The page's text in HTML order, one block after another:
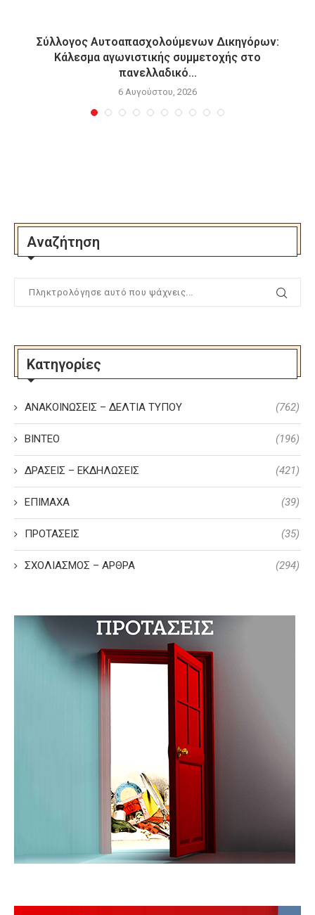
Σύλλογος Αυτοαπασχολούμενων Δικηγόρων:
Κάλεσμα αγωνιστικής συμμετοχής στο
πανελλαδικό...
6 Αυγούστου, 2026
Αναζήτηση
Κατηγορίες
ΑΝΑΚΟΙΝΩΣΕΙΣ – ΔΕΛΤΙΑ ΤΥΠΟΥ (762)
ΒΙΝΤΕΟ (196)
ΔΡΑΣΕΙΣ – ΕΚΔΗΛΩΣΕΙΣ (421)
ΕΠΙΜΑΧΑ (39)
ΠΡΟΤΑΣΕΙΣ (35)
ΣΧΟΛΙΑΣΜΟΣ – ΑΡΘΡΑ (294)